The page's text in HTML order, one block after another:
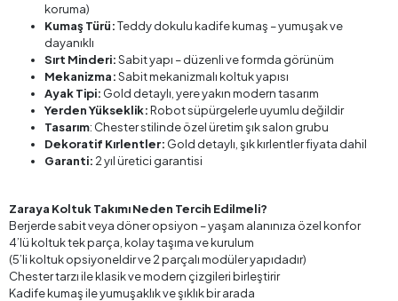
koruma)
Kumaş Türü:Teddy dokulu kadife kumaş – yumuşak ve
dayanıklı
Sırt Minderi:Sabit yapı – düzenli ve formda görünüm
Mekanizma:Sabit mekanizmalı koltuk yapısı
Ayak Tipi: Gold detaylı, yere yakın modern tasarım
Yerden Yükseklik:Robot süpürgelerle uyumlu değildir
Tasarım: Chester stilinde özel üretim şık salon grubu
Dekoratif Kırlentler: Gold detaylı, şık kırlentler fiyata dahil
Garanti: 2 yıl üretici garantisi
Zaraya Koltuk Takımı Neden Tercih Edilmeli?
Berjerde sabit veya döner opsiyon – yaşam alanınıza özel konfor
4’lü koltuk tek parça, kolay taşıma ve kurulum
(5’li koltuk opsiyoneldir ve 2 parçalı modüler yapıdadır)
Chester tarzı ile klasik ve modern çizgileri birleştirir
Kadife kumaş ile yumuşaklık ve şıklık bir arada